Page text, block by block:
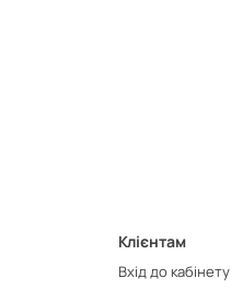
Клієнтам
Вхід до кабінету